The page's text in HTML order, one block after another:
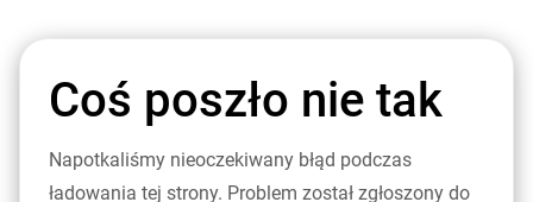
Coś poszło nie tak
Napotkaliśmy nieoczekiwany błąd podczas
ładowania tej strony. Problem został zgłoszony do